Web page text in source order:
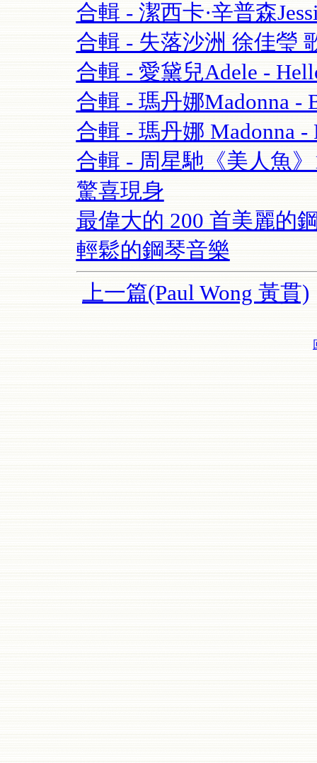
合輯 - 潔西卡·辛普森
合輯 - 失落沙洲 徐佳瑩
合輯 - 愛黛兒Adele -
合輯 - 瑪丹娜Madonna -
合輯 - 瑪丹娜 Madonna -
合輯 - 周星馳《美人魚
驚喜現身
最偉大的 200 首美麗的
輕鬆的鋼琴音樂
上一篇(Paul Wong 黃貫)